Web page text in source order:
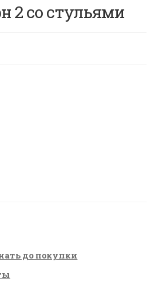
2 со стульями
до покупки